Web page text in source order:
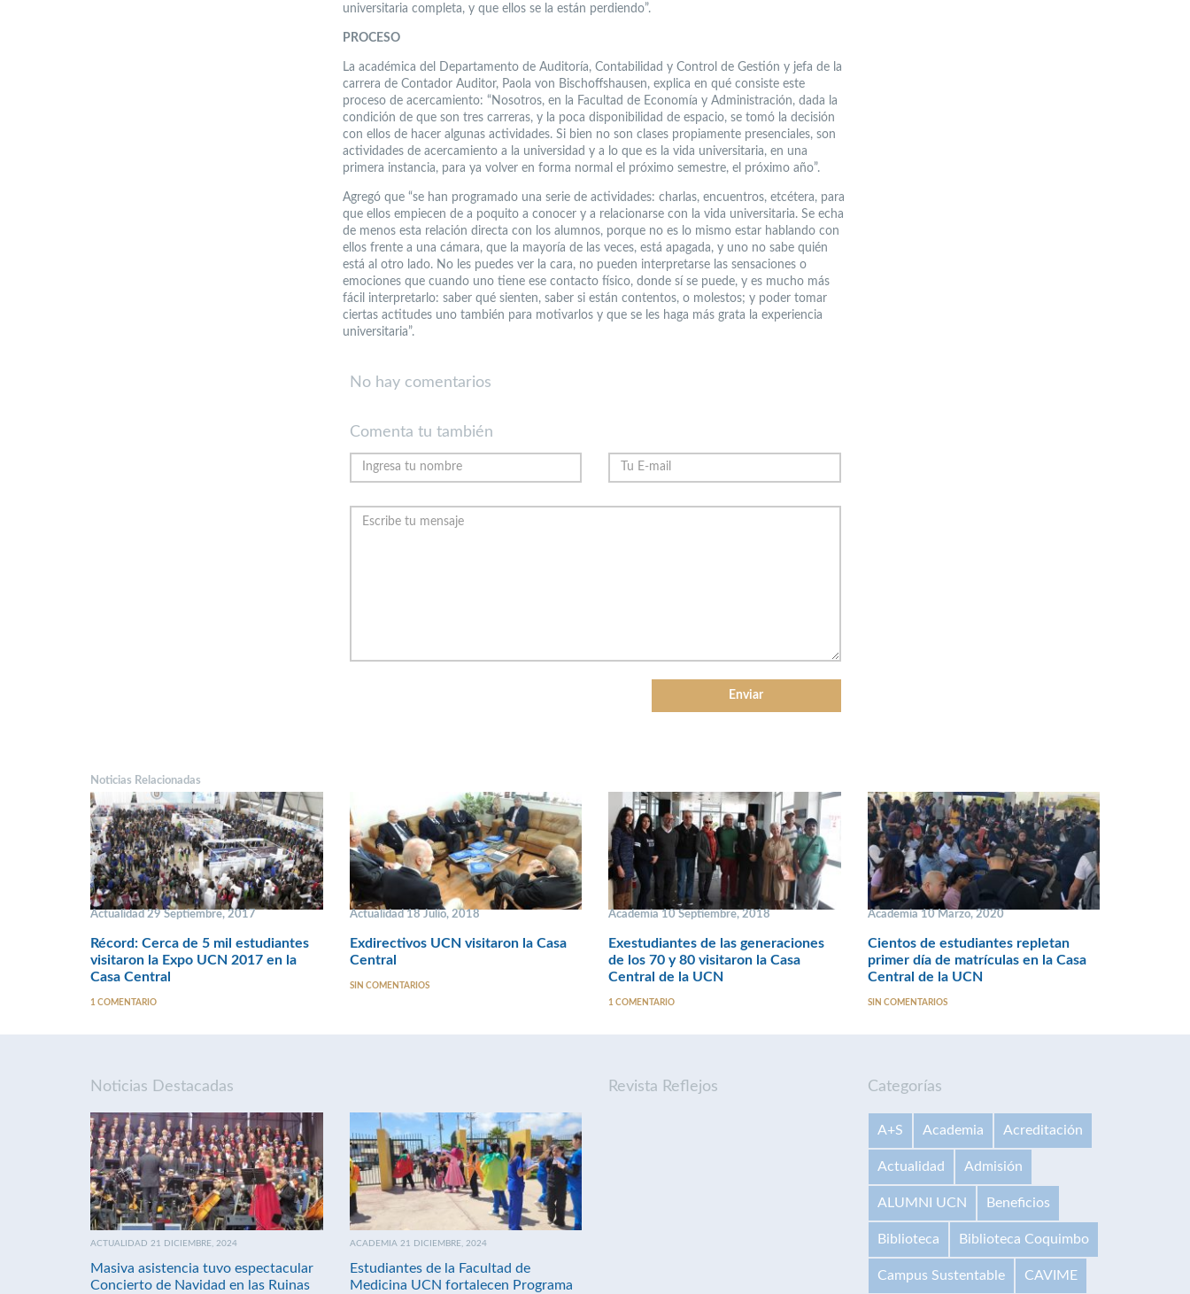
universitaria completa, y que ellos se la están perdiendo”.
PROCESO
La académica del Departamento de Auditoría, Contabilidad y Control de Gestión y jefa de la
carrera de Contador Auditor, Paola von Bischoffshausen, explica en qué consiste este
proceso de acercamiento: “Nosotros, en la Facultad de Economía y Administración, dada la
condición de que son tres carreras, y la poca disponibilidad de espacio, se tomó la decisión
con ellos de hacer algunas actividades. Si bien no son clases propiamente presenciales, son
actividades de acercamiento a la universidad y a lo que es la vida universitaria, en una
primera instancia, para ya volver en forma normal el próximo semestre, el próximo año”.
Agregó que “se han programado una serie de actividades: charlas, encuentros, etcétera, para
que ellos empiecen de a poquito a conocer y a relacionarse con la vida universitaria. Se echa
de menos esta relación directa con los alumnos, porque no es lo mismo estar hablando con
ellos frente a una cámara, que la mayoría de las veces, está apagada, y uno no sabe quién
está al otro lado. No les puedes ver la cara, no pueden interpretarse las sensaciones o
emociones que cuando uno tiene ese contacto físico, donde sí se puede, y es mucho más
fácil interpretarlo: saber qué sienten, saber si están contentos, o molestos; y poder tomar
ciertas actitudes uno también para motivarlos y que se les haga más grata la experiencia
universitaria”.
No hay comentarios
Comenta tu también
Noticias Relacionadas
Actualidad 29 Septiembre, 2017
Récord: Cerca de 5 mil estudiantes
visitaron la Expo UCN 2017 en la
Casa Central
1 COMENTARIO
Actualidad 18 Julio, 2018
Exdirectivos UCN visitaron la Casa
Central
SIN COMENTARIOS
Academia 10 Septiembre, 2018
Exestudiantes de las generaciones
de los 70 y 80 visitaron la Casa
Central de la UCN
1 COMENTARIO
Academia 10 Marzo, 2020
Cientos de estudiantes repletan
primer día de matrículas en la Casa
Central de la UCN
SIN COMENTARIOS
Noticias Destacadas
ACTUALIDAD 21 DICIEMBRE, 2024
Masiva asistencia tuvo espectacular
Concierto de Navidad en las Ruinas
ACADEMIA 21 DICIEMBRE, 2024
Estudiantes de la Facultad de
Medicina UCN fortalecen Programa
Revista Reflejos Categorías
A+S Academia Acreditación
Actualidad Admisión
ALUMNI UCN Beneficios
Biblioteca Biblioteca Coquimbo
Campus Sustentable CAVIME